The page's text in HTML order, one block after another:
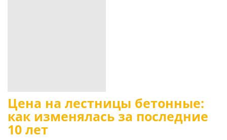
Цена на лестницы бетонные:
как изменялась за последние
10 лет